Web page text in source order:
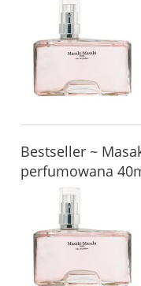
Bestseller ~
perfumowana